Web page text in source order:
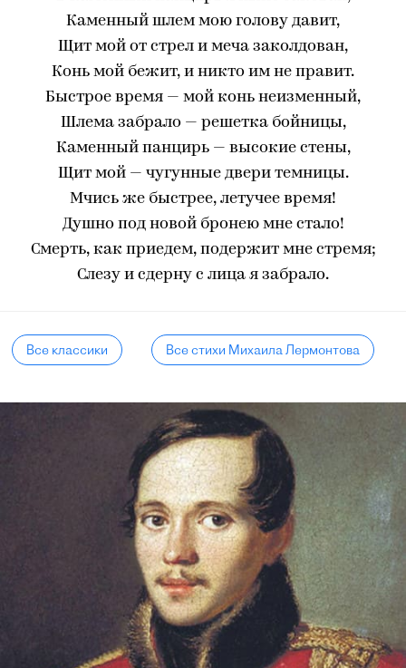
Каменный шлем мою голову давит,
Щит мой от стрел и меча заколдован,
Конь мой бежит, и никто им не правит.
Быстрое время — мой конь неизменный,
Шлема забрало — решетка бойницы,
Каменный панцирь — высокие стены,
Щит мой — чугунные двери темницы.
Мчись же быстрее, летучее время!
Душно под новой бронею мне стало!
Смерть, как приедем, подержит мне стремя;
Слезу и сдерну с лица я забрало.
Все классики Все стихи Михаила Лермонтова